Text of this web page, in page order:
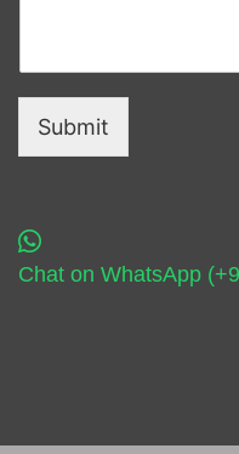
Submit
Chat on WhatsApp